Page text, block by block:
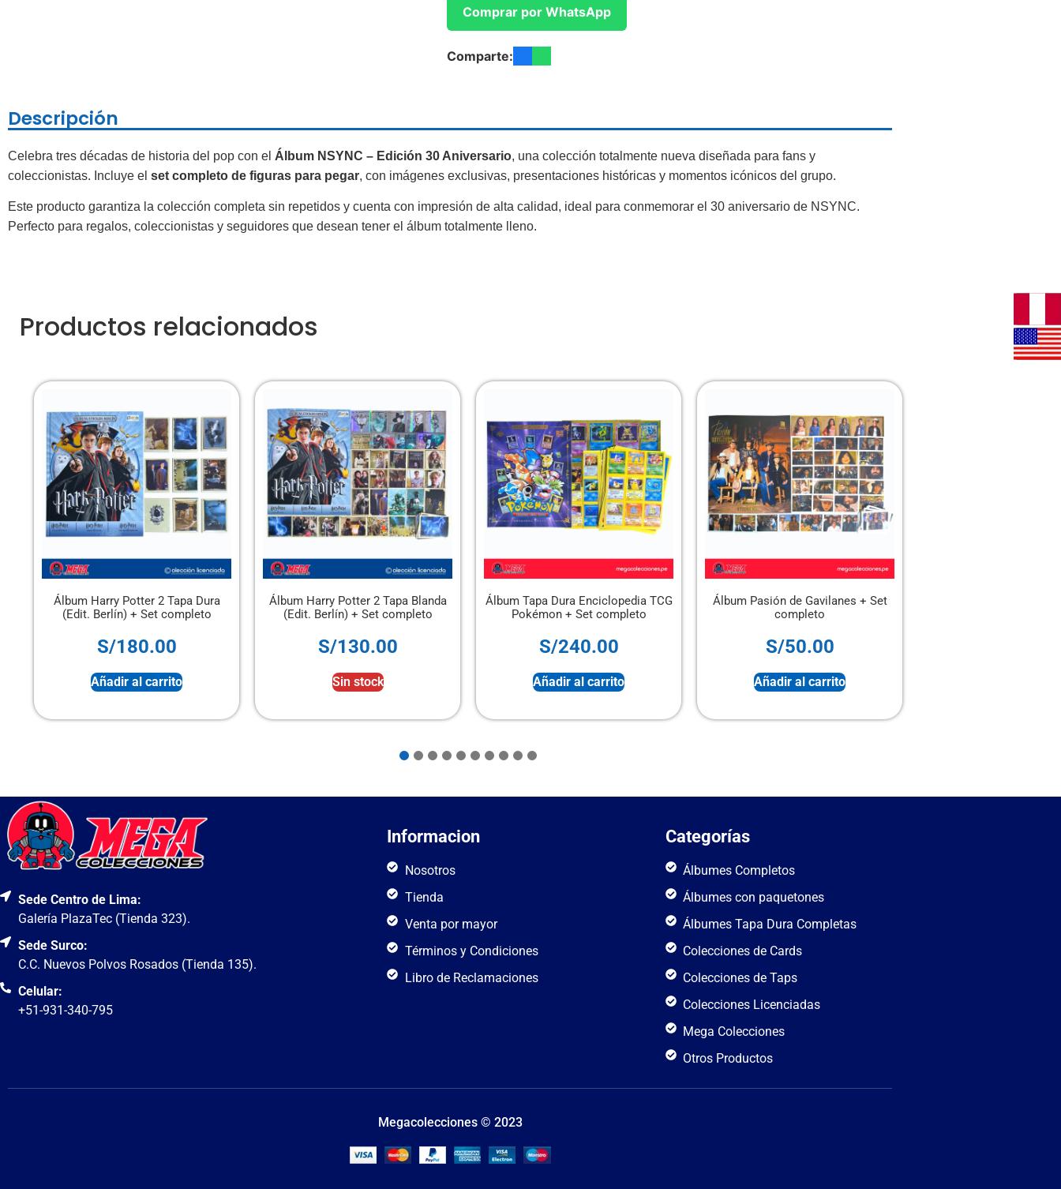
Comprar por WhatsApp
Comparte:
Descripción
Celebra tres décadas de historia del pop con el Álbum NSYNC – Edición 30 Aniversario, una colección totalmente nueva diseñada para fans y
coleccionistas. Incluye el set completo de figuras para pegar, con imágenes exclusivas, presentaciones históricas y momentos icónicos del grupo.
Este producto garantiza la colección completa sin repetidos y cuenta con impresión de alta calidad, ideal para conmemorar el 30 aniversario de NSYNC.
Perfecto para regalos, coleccionistas y seguidores que desean tener el álbum totalmente lleno.
Productos relacionados
Álbum Harry Potter 2 Tapa Dura
(Edit. Berlín) + Set completo
180.00
Añadir al carrito
Álbum Harry Potter 2 Tapa Blanda
(Edit. Berlín) + Set completo
130.00
Sin stock
Álbum Tapa Dura Enciclopedia TCG
Pokémon + Set completo
240.00
Añadir al carrito
Álbum Pasión de Gavilanes + Set
completo
50.00
Añadir al carrito
Sede Centro de Lima:
Galería PlazaTec (Tienda 323).
Sede Surco:
C.C. Nuevos Polvos Rosados (Tienda 135).
Celular:
+51-931-340-795
Informacion
Nosotros
Tienda
Venta por mayor
Términos y Condiciones
Libro de Reclamaciones
Categorías
Álbumes Completos
Álbumes con paquetones
Álbumes Tapa Dura Completas
Colecciones de Cards
Colecciones de Taps
Colecciones Licenciadas
Mega Colecciones
Otros Productos
Megacolecciones © 2023